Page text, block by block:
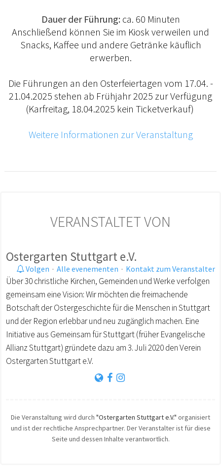
Dauer der Führung:ca. 60 Minuten
Anschließend können Sie im Kiosk verweilen und
Snacks, Kaffee und andere Getränke käuflich
erwerben.
Die Führungen an den Osterfeiertagen vom 17.04. -
21.04.2025 stehen ab Frühjahr 2025 zur Verfügung
(Karfreitag, 18.04.2025 kein Ticketverkauf)
Weitere Informationen zur Veranstaltung
VERANSTALTET VON
Ostergarten Stuttgart e.V.
Volgen · Alle evenementen · Kontakt zum Veranstalter
Über 30 christliche Kirchen, Gemeinden und Werke verfolgen
gemeinsam eine Vision: Wir möchten die freimachende
Botschaft der Ostergeschichte für die Menschen in Stuttgart
und der Region erlebbar und neu zugänglich machen. Eine
Initiative aus Gemeinsam für Stuttgart (früher Evangelische
Allianz Stuttgart) gründete dazu am 3. Juli 2020 den Verein
Ostergarten Stuttgart e.V.
Die Veranstaltung wird durch "Ostergarten Stuttgart e.V." organisiert
und ist der rechtliche Ansprechpartner. Der Veranstalter ist für diese
Seite und dessen Inhalte verantwortlich.